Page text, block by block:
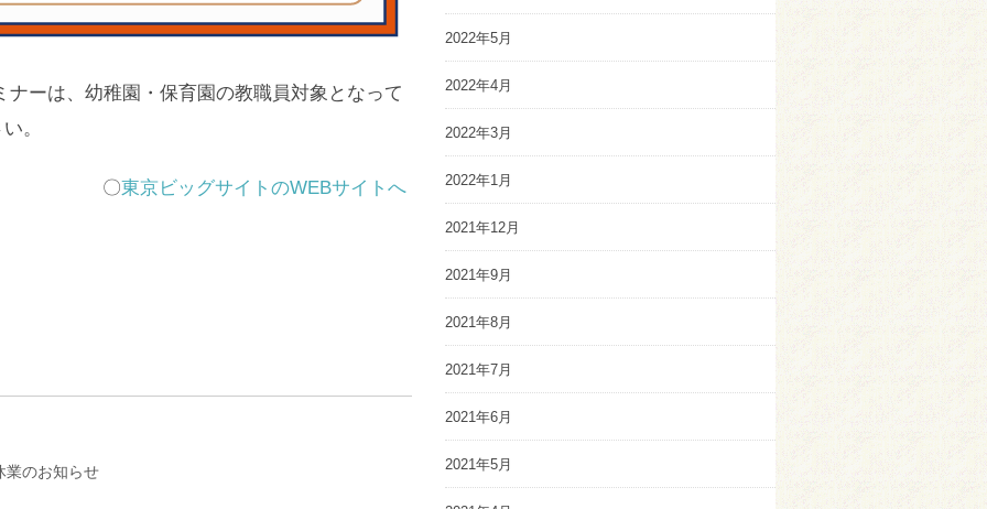
ーは、幼稚園・保育園の教職員対象となって
。
〇東京ビッグサイトのWEBサイトへ
のお知らせ
2022年5月
2022年4月
2022年3月
2022年1月
2021年12月
2021年9月
2021年8月
2021年7月
2021年6月
2021年5月